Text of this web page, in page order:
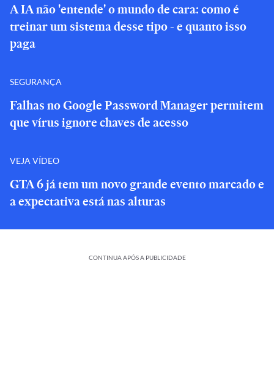
A IA não 'entende' o mundo de cara: como é
treinar um sistema desse tipo - e quanto isso
paga
SEGURANÇA
Falhas no Google Password Manager permitem
que vírus ignore chaves de acesso
VEJA VÍDEO
GTA 6 já tem um novo grande evento marcado e
a expectativa está nas alturas
CONTINUA APÓS A PUBLICIDADE